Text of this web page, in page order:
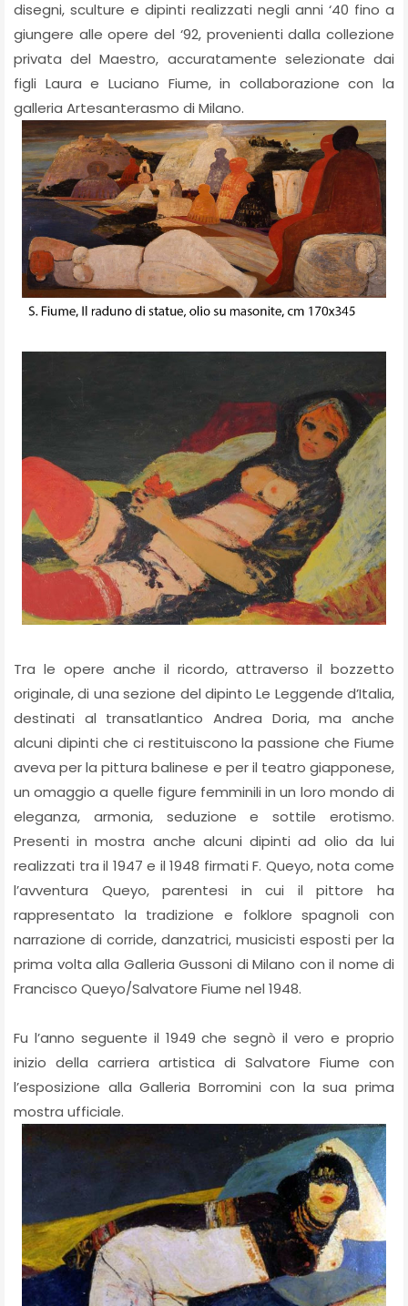
disegni, sculture e dipinti realizzati negli anni ‘40 fino a
giungere alle opere del ‘92, provenienti dalla collezione
privata del Maestro, accuratamente selezionate dai
figli Laura e Luciano Fiume, in collaborazione con la
galleria Artesanterasmo di Milano.
Tra le opere anche il ricordo, attraverso il bozzetto
originale, di una sezione del dipinto Le Leggende d’Italia,
destinati al transatlantico Andrea Doria, ma anche
alcuni dipinti che ci restituiscono la passione che Fiume
aveva per la pittura balinese e per il teatro giapponese,
un omaggio a quelle figure femminili in un loro mondo di
eleganza, armonia, seduzione e sottile erotismo.
Presenti in mostra anche alcuni dipinti ad olio da lui
realizzati tra il 1947 e il 1948 firmati F. Queyo, nota come
l’avventura Queyo, parentesi in cui il pittore ha
rappresentato la tradizione e folklore spagnoli con
narrazione di corride, danzatrici, musicisti esposti per la
prima volta alla Galleria Gussoni di Milano con il nome di
Francisco Queyo/Salvatore Fiume nel 1948.
Fu l’anno seguente il 1949 che segnò il vero e proprio
inizio della carriera artistica di Salvatore Fiume con
l’esposizione alla Galleria Borromini con la sua prima
mostra ufficiale.